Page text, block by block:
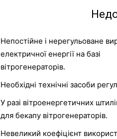
Непостійне і нерегульоване
електричної енергії на базі
вітрогенераторів.
Необхідні технічні засоби
У разі вітроенергетичних
для бекапу вітрогенераторів.
Невеликий коефіцієнт